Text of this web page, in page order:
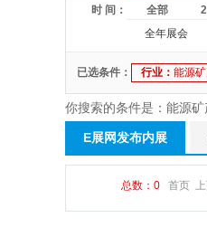
时 间： 全部
全年展会
已选条件： 行业： 能源
你搜索的条件是：能源
E展网发布内展
总数：0 首页